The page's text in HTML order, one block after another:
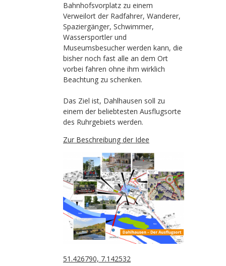
Bahnhofsvorplatz zu einem
Verweilort der Radfahrer, Wanderer,
Spaziergänger, Schwimmer,
Wassersportler und
Museumsbesucher werden kann, die
bisher noch fast alle an dem Ort
vorbei fahren ohne ihm wirklich
Beachtung zu schenken.
Das Ziel ist, Dahlhausen soll zu
einem der beliebtesten Ausflugsorte
des Ruhrgebiets werden.
Zur Beschreibung der Idee
51.426790, 7.142532